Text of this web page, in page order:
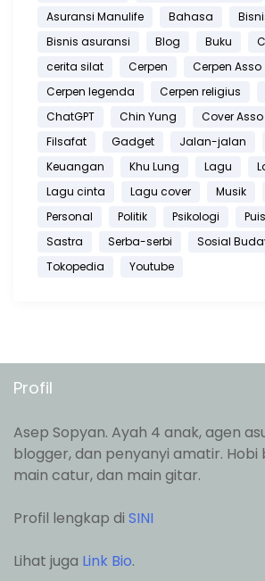
Asuransi Manulife
Bahasa
Bisnis asuransi
Blog Buku
cerita silat
Cerpen
Cerpen Asso
Cerpen legenda
Cerpen religius
ChatGPT
Chin Yung Cover Asso
Filsafat
Gadget Jalan-jalan
Keuangan
Khu Lung Lagu
Lagu cinta
Lagu cover Musik
Personal
Politik Psikologi
Sastra
Serba-serbi
Sosial
Tokopedia
Youtube
Profil
Asep Sopyan. Ayah 4 anak, agen
blogger, dan penyanyi amatir.
main catur, dan main gitar.
Profil lengkap di SINI
Lihat juga Link Bio.